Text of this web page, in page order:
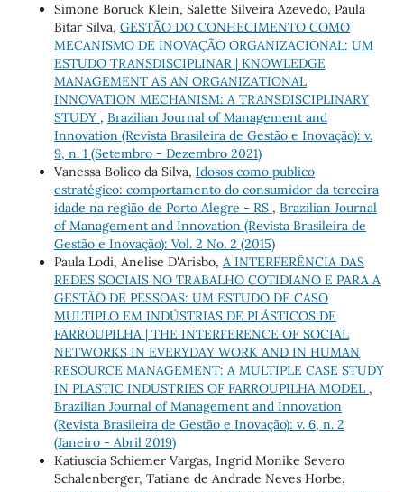
Simone Boruck Klein, Salette Silveira Azevedo, Paula
Bitar Silva, GESTÃO DO CONHECIMENTO COMO
MECANISMO DE INOVAÇÃO ORGANIZACIONAL: UM
ESTUDO TRANSDISCIPLINAR | KNOWLEDGE
MANAGEMENT AS AN ORGANIZATIONAL
INNOVATION MECHANISM: A TRANSDISCIPLINARY
STUDY , Brazilian Journal of Management and
Innovation (Revista Brasileira de Gestão e Inovação): v.
9, n. 1 (Setembro - Dezembro 2021)
Vanessa Bolico da Silva, Idosos como publico
estratégico: comportamento do consumidor da terceira
idade na região de Porto Alegre - RS , Brazilian Journal
of Management and Innovation (Revista Brasileira de
Gestão e Inovação): Vol. 2 No. 2 (2015)
Paula Lodi, Anelise D'Arisbo, A INTERFERÊNCIA DAS
REDES SOCIAIS NO TRABALHO COTIDIANO E PARA A
GESTÃO DE PESSOAS: UM ESTUDO DE CASO
MULTIPLO EM INDÚSTRIAS DE PLÁSTICOS DE
FARROUPILHA | THE INTERFERENCE OF SOCIAL
NETWORKS IN EVERYDAY WORK AND IN HUMAN
RESOURCE MANAGEMENT: A MULTIPLE CASE STUDY
IN PLASTIC INDUSTRIES OF FARROUPILHA MODEL ,
Brazilian Journal of Management and Innovation
(Revista Brasileira de Gestão e Inovação): v. 6, n. 2
(Janeiro - Abril 2019)
Katiuscia Schiemer Vargas, Ingrid Monike Severo
Schalenberger, Tatiane de Andrade Neves Horbe,